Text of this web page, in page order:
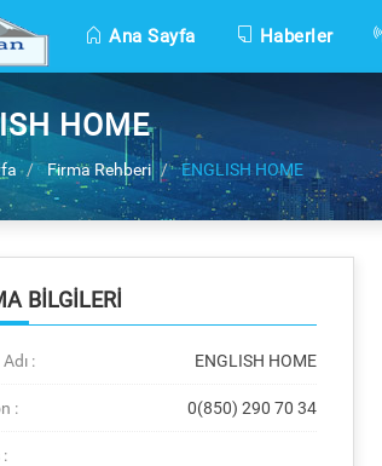
Ana Sayfa Haberler
HOME
Firma Rehberi ENGLISH HOME
BILGILERI
: ENGLISH HOME
: 0(850) 290 70 34
: